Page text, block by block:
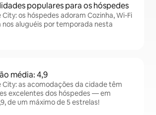
populares para os hóspedes
City: os hóspedes adoram Cozinha, Wi-Fi
nos aluguéis por temporada nesta
média: 4,9
City: as acomodações da cidade têm
excelentes dos hóspedes — em
de um máximo de 5 estrelas!